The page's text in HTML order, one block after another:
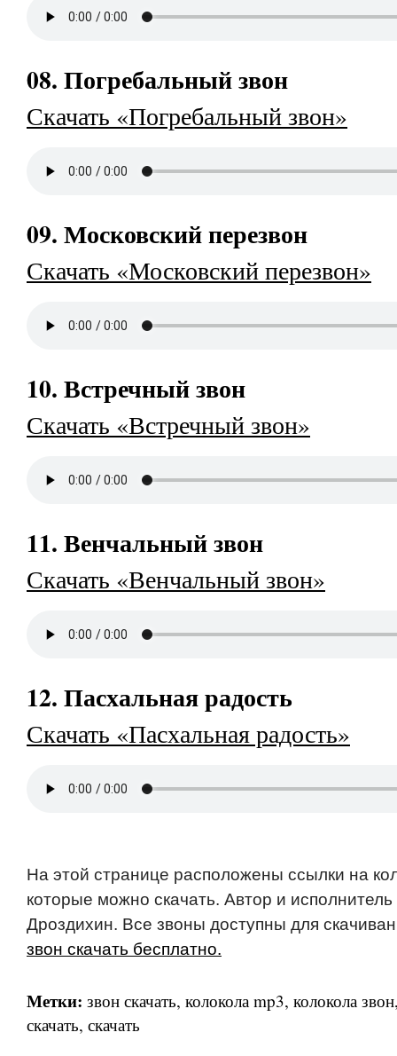
08. Погребальный звон
Скачать «Погребальный звон»
09. Московский перезвон
Скачать «Московский перезвон»
10. Встречный звон
Скачать «Встречный звон»
11. Венчальный звон
Скачать «Венчальный звон»
12. Пасхальная радость
Скачать «Пасхальная радость»
На этой странице расположены ссылки на
которые можно скачать. Автор и
Дроздихин. Все звоны доступны для
звон скачать бесплатно.
Метки: звон скачать, колокола mp3, колокола звон
скачать, скачать